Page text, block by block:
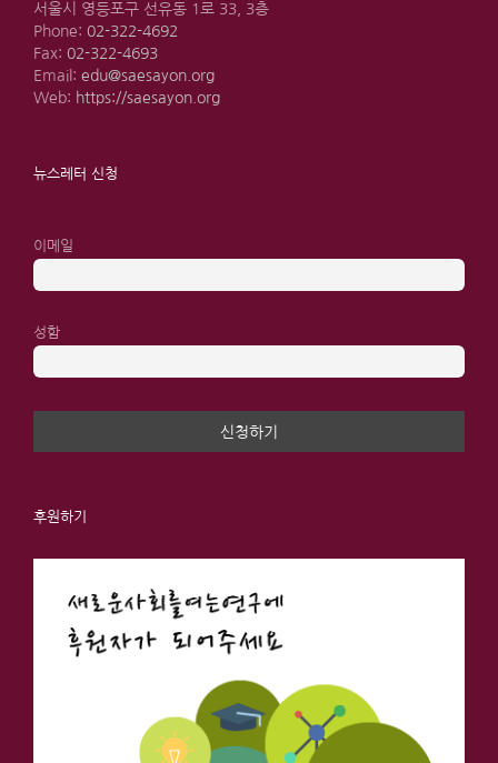
서울시 영등포구 선유동 1로 33, 3층
Phone: 02-322-4692
Fax: 02-322-4693
Email: edu@saesayon.org
Web: https://saesayon.org
뉴스레터 신청
이메일
성함
후원하기